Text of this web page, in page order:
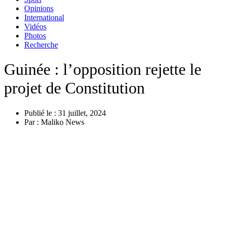
Opinions
International
Vidéos
Photos
Recherche
Guinée : l’opposition rejette le
projet de Constitution
Publié le : 31 juillet, 2024
Par : Maliko News